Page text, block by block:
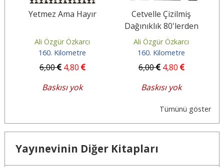
Yetmez Ama Hayır
Ali Özgür Özkarcı
160. Kilometre
6,00 4,80
Baskısı yok
Cetvelle Çizilmiş
Dağınıklık 80'lerden
2000'lere Şiir ve Siyaset
Ali Özgür Özkarcı
160. Kilometre
6,00 4,80
Baskısı yok
Tümünü göster
Yayınevinin Diğer Kitapları